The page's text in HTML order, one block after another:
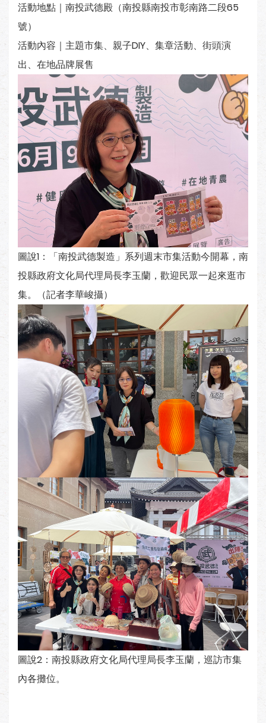
活動地點｜南投武德殿（南投縣南投市彰南路二段65
號）
活動內容｜主題市集、親子DIY、集章活動、街頭演
出、在地品牌展售
圖說1：「南投武德製造」系列週末市集活動今開幕，南
投縣政府文化局代理局長李玉蘭，歡迎民眾一起來逛市
集。（記者李華峻攝）
圖說2：南投縣政府文化局代理局長李玉蘭，巡訪市集
內各攤位。